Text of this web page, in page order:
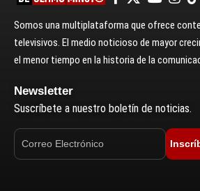
Somos una multiplataforma que ofrece
televisivos. El medio noticioso de mayor
el menor tiempo en la historia de la
Newsletter
Suscríbete a nuestro boletín de noticias.